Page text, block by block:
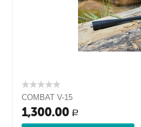
COMBAT V-15
1,300.00 Р